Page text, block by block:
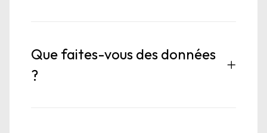
Que faites-vous des données
?